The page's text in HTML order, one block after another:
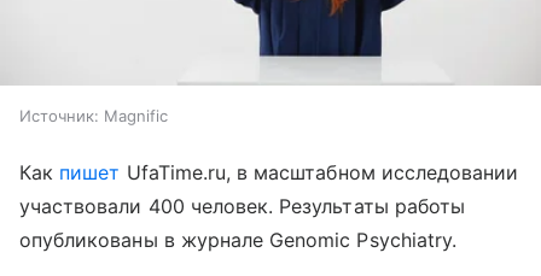
Источник: Magnific
Как пишет UfaTime.ru, в масштабном исследовании
участвовали 400 человек. Результаты работы
опубликованы в журнале Genomic Psychiatry.